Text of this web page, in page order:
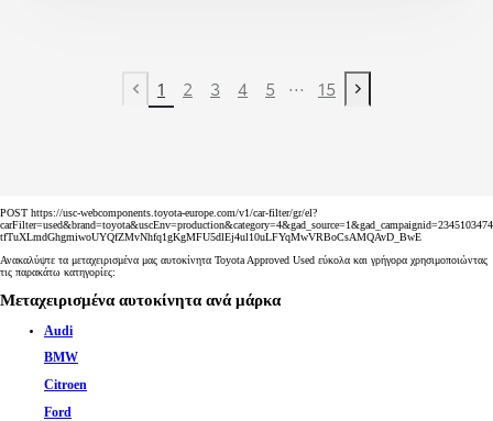
Προηγούμενη σελίδα
1 2 3 4 5 ... 15
Επόμενη σελίδα
POST https://usc-webcomponents.toyota-europe.com/v1/car-filter/gr/el?
tfTuXLmdGhgmiwoUYQfZMvNhfq1gKgMFU5dlEj4ul10uLFYqMwVRBoCsAMQAvD_BwE
Ανακαλύψτε τα μεταχειρισμένα μας αυτοκίνητα Toyota Approved Used εύκολα και γρήγορα χρησιμοποιώντας
τις παρακάτω κατηγορίες:
Μεταχειρισμένα αυτοκίνητα ανά μάρκα
Audi
BMW
Citroen
Ford